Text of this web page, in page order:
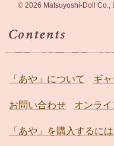
© 2026 Matsuyoshi-Doll Co.,
「あや」について ギ
お問い合わせ オンラ
「あや」を購入するには